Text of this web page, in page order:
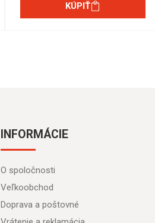
KÚPIŤ
INFORMÁCIE
O spoločnosti
Veľkoobchod
Doprava a poštovné